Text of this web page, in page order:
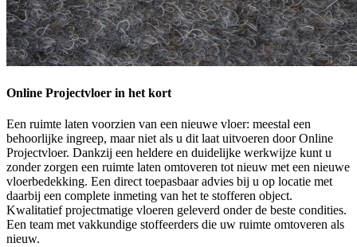
Online Projectvloer in het kort
Een ruimte laten voorzien van een nieuwe vloer: meestal een
behoorlijke ingreep, maar niet als u dit laat uitvoeren door Online
Projectvloer. Dankzij een heldere en duidelijke werkwijze kunt u
zonder zorgen een ruimte laten omtoveren tot nieuw met een nieuwe
vloerbedekking. Een direct toepasbaar advies bij u op locatie met
daarbij een complete inmeting van het te stofferen object.
Kwalitatief projectmatige vloeren geleverd onder de beste condities.
Een team met vakkundige stoffeerders die uw ruimte omtoveren als
nieuw.